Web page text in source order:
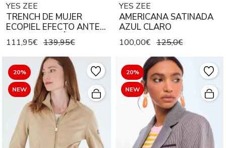
YES ZEE
TRENCH DE MUJER
ECOPIEL EFECTO ANTE
COLOR MARRÓN
111,95€ 139,95€
YES ZEE
AMERICANA SATINADA
AZUL CLARO
100,00€ 125,0€
20%
NEW
20%
NEW